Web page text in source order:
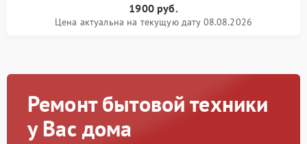
1900 руб.
Цена актуальна на текущую дату 08.08.2026
Ремонт бытовой техники
у Вас дома